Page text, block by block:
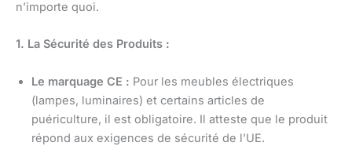
n’importe quoi.
1. La Sécurité des Produits :
Le marquage CE : Pour les meubles électriques
(lampes, luminaires) et certains articles de
puériculture, il est obligatoire. Il atteste que le produit
répond aux exigences de sécurité de l’UE.